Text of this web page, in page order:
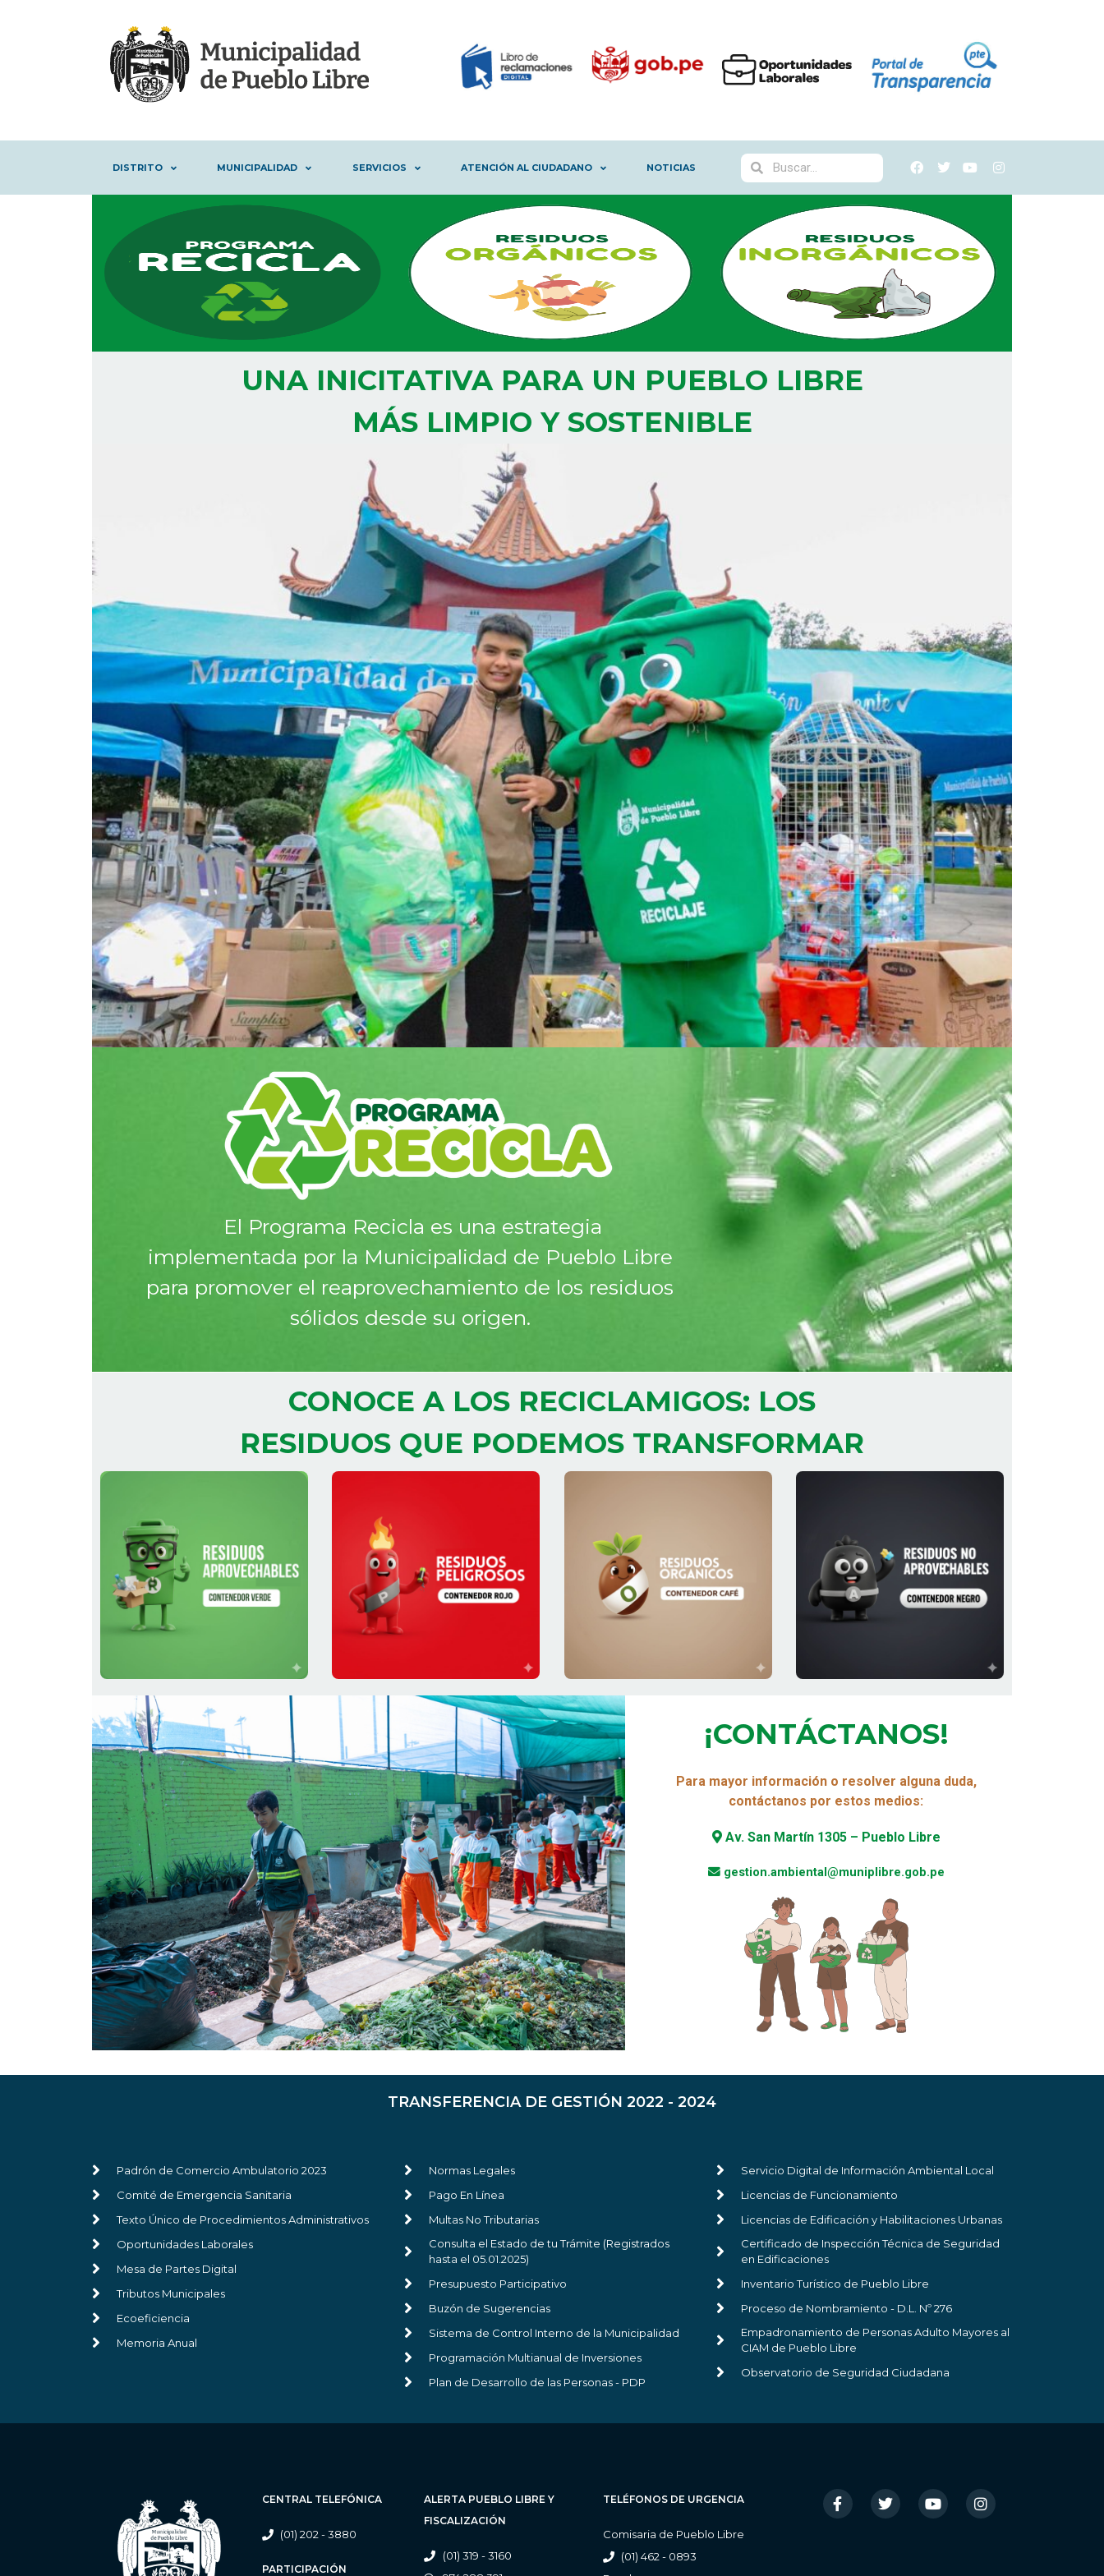
DISTRITO MUNICIPALIDAD SERVICIOS ATENCIÓN AL CIUDADANO NOTICIAS
UNA INICITATIVA PARA UN PUEBLO LIBRE
MÁS LIMPIO Y SOSTENIBLE
El Programa Recicla es una estrategia
implementada por la Municipalidad de Pueblo Libre
para promover el reaprovechamiento de los residuos
sólidos desde su origen.
CONOCE A LOS RECICLAMIGOS: LOS
RESIDUOS QUE PODEMOS TRANSFORMAR
¡CONTÁCTANOS!
Para mayor información o resolver alguna duda,
contáctanos por estos medios:
Av. San Martín 1305 – Pueblo Libre
gestion.ambiental@muniplibre.gob.pe
TRANSFERENCIA DE GESTIÓN 2022 - 2024
Padrón de Comercio Ambulatorio 2023
Comité de Emergencia Sanitaria
Texto Único de Procedimientos Administrativos
Oportunidades Laborales
Mesa de Partes Digital
Tributos Municipales
Ecoeficiencia
Memoria Anual
Normas Legales
Pago En Línea
Multas No Tributarias
Consulta el Estado de tu Trámite (Registrados
hasta el 05.01.2025)
Presupuesto Participativo
Buzón de Sugerencias
Sistema de Control Interno de la Municipalidad
Programación Multianual de Inversiones
Plan de Desarrollo de las Personas - PDP
Servicio Digital de Información Ambiental Local
Licencias de Funcionamiento
Licencias de Edificación y Habilitaciones Urbanas
Certificado de Inspección Técnica de Seguridad
en Edificaciones
Inventario Turístico de Pueblo Libre
Proceso de Nombramiento - D.L. Nº 276
Empadronamiento de Personas Adulto Mayores al
CIAM de Pueblo Libre
Observatorio de Seguridad Ciudadana
CENTRAL TELEFÓNICA
(01) 202 - 3880
PARTICIPACIÓN
ALERTA PUEBLO LIBRE Y
FISCALIZACIÓN
(01) 319 - 3160
TELÉFONOS DE URGENCIA
Comisaria de Pueblo Libre
(01) 462 - 0893